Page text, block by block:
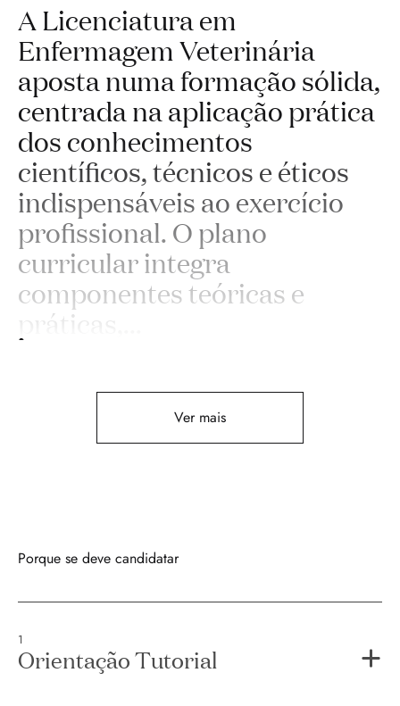
A Licenciatura em
Enfermagem Veterinária
aposta numa formação sólida,
centrada na aplicação prática
dos conhecimentos
científicos, técnicos e éticos
indispensáveis ao exercício
profissional. O plano
curricular integra
componentes teóricas e
práticas,
Ver mais
Porque se deve candidatar
1
Orientação Tutorial